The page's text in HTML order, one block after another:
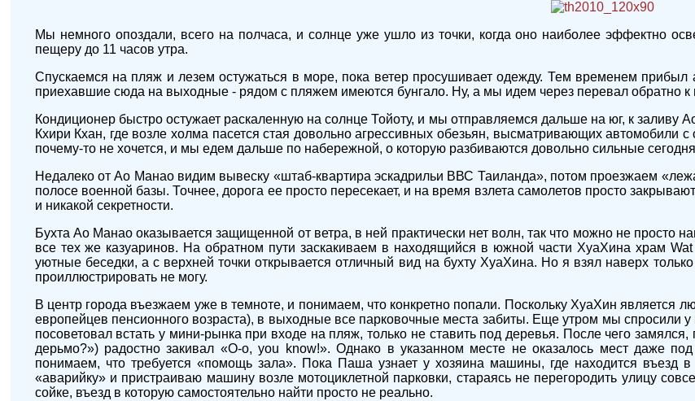
Мы немного опоздали, всего на полчаса, и солнце уже ушло из точки, когда оно наиболее эффектно
пещеру до 11 часов утра.
Спускаемся на пляж и лезем остужаться в море, пока ветер просушивает одежду. Тем временем прибыл
приехавшие сюда на выходные - рядом с пляжем имеются бунгало. Ну, а мы идем через перевал обратно
Кондиционер быстро остужает раскаленную на солнце Тойоту, и мы отправляемся дальше на юг, к
Кхири Кхан, где возле холма пасется стая довольно агрессивных обезьян, высматривающих автомобили
почему-то не хочется, и мы едем дальше по набережной, о которую разбиваются довольно сильные
Недалеко от Ао Манао видим вывеску «штаб-квартира эскадрильи ВВС Таиланда», потом проезжаем
полосе военной базы. Точнее, дорога ее просто пересекает, и на время взлета самолетов просто
и никакой секретности.
Бухта Ао Манао оказывается защищенной от ветра, в ней практически нет волн, так что можно не просто
все тех же казуаринов. На обратном пути заскакиваем в находящийся в южной части ХуаХина храм
уютные беседки, а с верхней точки открывается отличный вид на бухту ХуаХина. Но я взял наверх
проиллюстрировать не могу.
В центр города въезжаем уже в темноте, и понимаем, что конкретно попали. Поскольку ХуаХин является
европейцев пенсионного возраста), в выходные все парковочные места забиты. Еще утром мы спросили
посоветовал встать у мини-рынка при входе на пляж, только не ставить под деревья. После чего
дерьмо?») радостно закивал «O-o, you know!». Однако в указанном месте не оказалось мест даже
понимаем, что требуется «помощь зала». Пока Паша узнает у хозяина машины, где находится въезд
«аварийку» и пристраиваю машину возле мотоциклетной парковки, стараясь не перегородить улицу
сойке, въезд в которую самостоятельно найти просто не реально.